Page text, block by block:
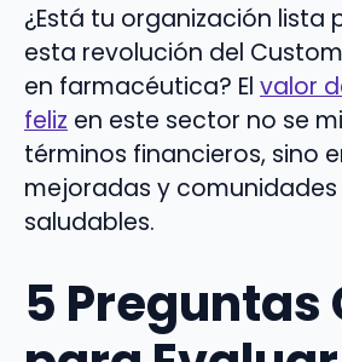
¿Está tu organización lista
esta revolución del
en farmacéutica? El valor
feliz en este sector no se
términos financieros, sino
mejoradas y comunidades
saludables.
5 Preguntas